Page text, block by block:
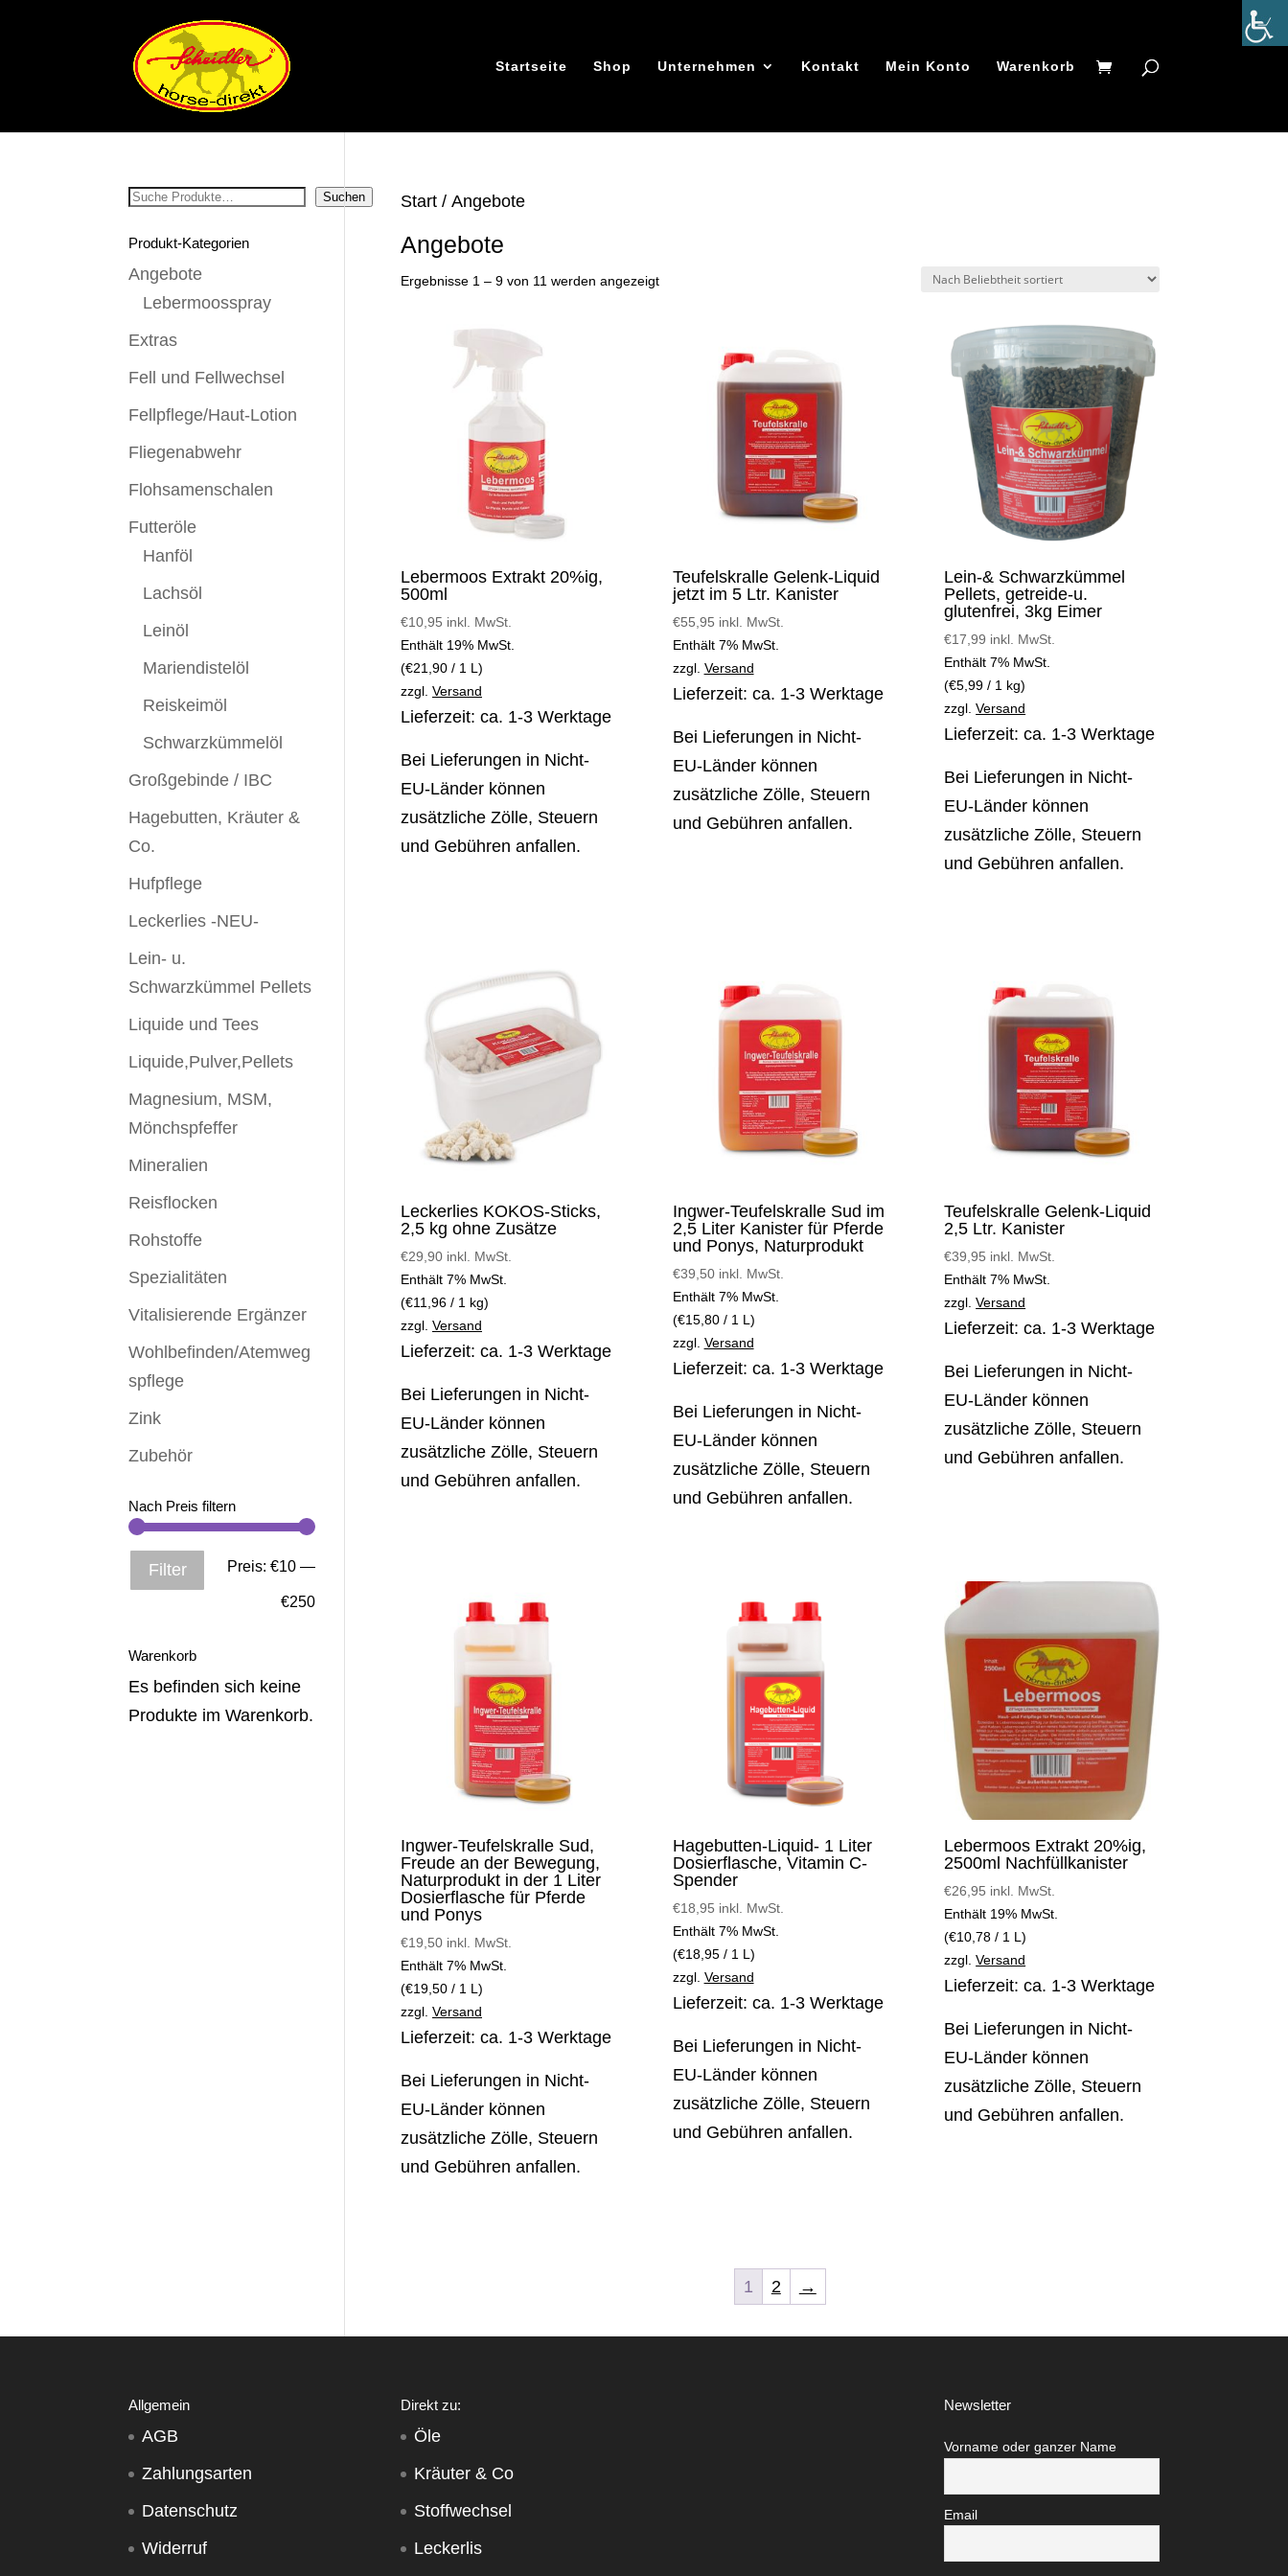
Startseite Shop Unternehmen Kontakt Mein Konto Warenkorb
Start/ Angebote
Angebote
Ergebnisse 1 – 9 von 11 werden angezeigtNach
Lebermoos Extrakt 20%ig,
500ml
€10,95 inkl. MwSt.
Enthält 19% MwSt.
(€21,90/ 1 L)
zzgl. Versand
Lieferzeit: ca. 1-3 Werktage
Bei Lieferungen in Nicht-
EU-Länder können
zusätzliche Zölle, Steuern
und Gebühren anfallen.
Teufelskralle Gelenk-Liquid
jetzt im 5 Ltr. Kanister
€55,95 inkl. MwSt.
Enthält 7% MwSt.
zzgl. Versand
Lieferzeit: ca. 1-3 Werktage
Bei Lieferungen in Nicht-
EU-Länder können
zusätzliche Zölle, Steuern
und Gebühren anfallen.
Lein-& Schwarzkümmel
Pellets, getreide-u.
glutenfrei, 3kg Eimer
€17,99 inkl. MwSt.
Enthält 7% MwSt.
(€5,99 / 1 kg)
zzgl.Versand
Lieferzeit: ca. 1-3 Werktage
Bei Lieferungen in Nicht-
EU-Länder können
zusätzliche Zölle, Steuern
und Gebühren anfallen.
Leckerlies KOKOS-Sticks,
2,5 kg ohne Zusätze
€29,90 inkl. MwSt.
Enthält 7% MwSt.
(€11,96/ 1 kg)
zzgl. Versand
Lieferzeit: ca. 1-3 Werktage
Bei Lieferungen in Nicht-
EU-Länder können
zusätzliche Zölle, Steuern
und Gebühren anfallen.
Ingwer-Teufelskralle Sud im
2,5 Liter Kanister für Pferde
und Ponys, Naturprodukt
€39,50 inkl. MwSt.
Enthält 7% MwSt.
(€15,80/ 1 L)
zzgl. Versand
Lieferzeit: ca. 1-3 Werktage
Bei Lieferungen in Nicht-
EU-Länder können
zusätzliche Zölle, Steuern
und Gebühren anfallen.
Teufelskralle Gelenk-Liquid
2,5 Ltr. Kanister
€39,95 inkl. MwSt.
Enthält 7% MwSt.
zzgl.Versand
Lieferzeit: ca. 1-3 Werktage
Bei Lieferungen in Nicht-
EU-Länder können
zusätzliche Zölle, Steuern
und Gebühren anfallen.
Ingwer-Teufelskralle Sud,
Freude an der Bewegung,
Naturprodukt in der 1 Liter
Dosierflasche für Pferde
und Ponys
€19,50 inkl. MwSt.
Enthält 7% MwSt.
(€19,50/ 1 L)
zzgl. Versand
Lieferzeit: ca. 1-3 Werktage
Bei Lieferungen in Nicht-
EU-Länder können
zusätzliche Zölle, Steuern
und Gebühren anfallen.
Hagebutten-Liquid- 1 Liter
Dosierflasche, Vitamin C-
Spender
€18,95 inkl. MwSt.
Enthält 7% MwSt.
(€18,95/ 1 L)
zzgl. Versand
Lieferzeit: ca. 1-3 Werktage
Bei Lieferungen in Nicht-
EU-Länder können
zusätzliche Zölle, Steuern
und Gebühren anfallen.
Lebermoos Extrakt 20%ig,
2500ml Nachfüllkanister
€26,95 inkl. MwSt.
Enthält 19% MwSt.
(€10,78 / 1 L)
zzgl.Versand
Lieferzeit: ca. 1-3 Werktage
Bei Lieferungen in Nicht-
EU-Länder können
zusätzliche Zölle, Steuern
und Gebühren anfallen.
1 2 →
Suchen Suchen
Produkt-Kategorien
Angebote
Lebermoosspray
Extras
Fell und Fellwechsel
Fellpflege/Haut-Lotion
Fliegenabwehr
Flohsamenschalen
Futteröle
Hanföl
Lachsöl
Leinöl
Mariendistelöl
Reiskeimöl
Schwarzkümmelöl
Großgebinde / IBC
Hagebutten, Kräuter &
Co.
Hufpflege
Leckerlies -NEU-
Lein- u.
Schwarzkümmel Pellets
Liquide und Tees
Liquide,Pulver,Pellets
Magnesium, MSM,
Mönchspfeffer
Mineralien
Reisflocken
Rohstoffe
Spezialitäten
Vitalisierende Ergänzer
Wohlbefinden/Atemweg
spflege
Zink
Zubehör
Nach Preis filtern
Min.
Preis
Max.
Preis
Filter Preis: €10—
€250
Warenkorb
Es befinden sich keine
Produkte im Warenkorb.
Allgemein
AGB
Zahlungsarten
Datenschutz
Widerruf
Direkt zu:
Öle
Kräuter & Co
Stoffwechsel
Leckerlis
Newsletter
Vorname oder ganzer Name
Email